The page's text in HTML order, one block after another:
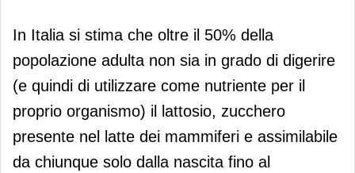
Bauli: sì ai Croissant BuonEssere
senza lattosio alla ciliegia
In Italia si stima che oltre il 50% della
popolazione adulta non sia in grado di digerire
(e quindi di utilizzare come nutriente per il
proprio organismo) il lattosio, zucchero
presente nel latte dei mammiferi e assimilabile
da chiunque solo dalla nascita fino al